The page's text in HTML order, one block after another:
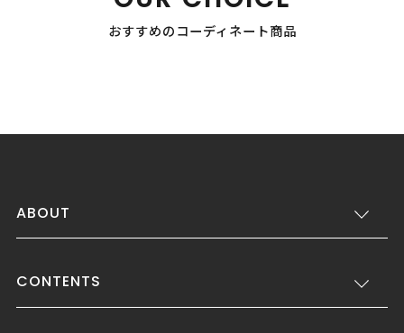
おすすめのコーディネート商品
ABOUT
CONTENTS